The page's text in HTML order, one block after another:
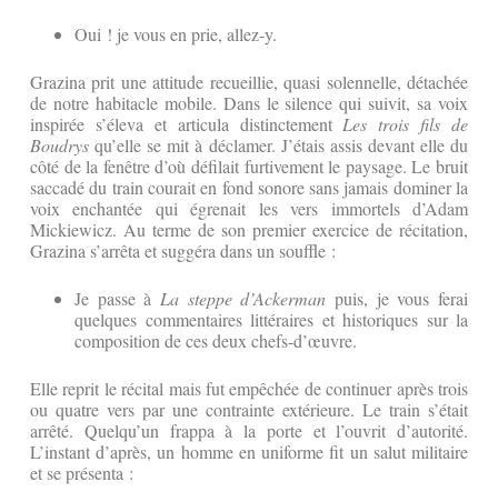
Oui ! je vous en prie, allez-y.
Grazina prit une attitude recueillie, quasi solennelle, détachée
de notre habitacle mobile. Dans le silence qui suivit, sa voix
inspirée s’éleva et articula distinctementLes trois fils de
Boudrys qu’elle se mit à déclamer. J’étais assis devant elle du
côté de la fenêtre d’où défilait furtivement le paysage. Le bruit
saccadé du train courait en fond sonore sans jamais dominer la
voix enchantée qui égrenait les vers immortels d’Adam
Mickiewicz. Au terme de son premier exercice de récitation,
Grazina s’arrêta et suggéra dans un souffle :
Je passe à La steppe d’Ackerman puis, je vous ferai
quelques commentaires littéraires et historiques sur la
composition de ces deux chefs-d’œuvre.
Elle reprit le récital mais fut empêchée de continuer après trois
ou quatre vers par une contrainte extérieure. Le train s’était
arrêté. Quelqu’un frappa à la porte et l’ouvrit d’autorité.
L’instant d’après, un homme en uniforme fit un salut militaire
et se présenta :